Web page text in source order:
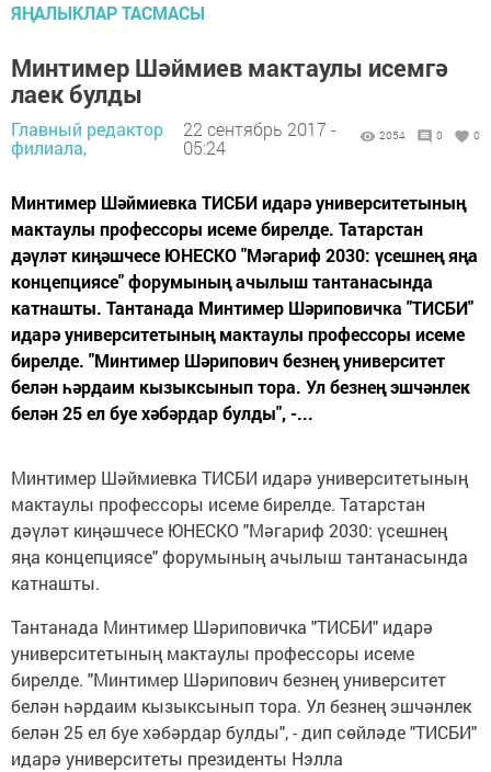
ЯҢАЛЫКЛАР ТАСМАСЫ
Минтимер Шәймиев мактаулы исемгә
лаек булды
Главный редактор
филиала,
22 сентябрь 2017 -
05:24
2054 0 0
Минтимер Шәймиевка ТИСБИ идарә университетының
мактаулы профессоры исеме бирелде. Татарстан
дәүләт киңәшчесе ЮНЕСКО "Мәгариф 2030: үсешнең яңа
концепциясе" форумының ачылыш тантанасында
катнашты. Тантанада Минтимер Шәриповичка "ТИСБИ"
идарә университетының мактаулы профессоры исеме
бирелде. "Минтимер Шәрипович безнең университет
белән һәрдаим кызыксынып тора. Ул безнең эшчәнлек
белән 25 ел буе хәбәрдар булды", -...
Минтимер Шәймиевка ТИСБИ идарә университетының
мактаулы профессоры исеме бирелде. Татарстан
дәүләт киңәшчесе ЮНЕСКО "Мәгариф 2030: үсешнең
яңа концепциясе" форумының ачылыш тантанасында
катнашты.
Тантанада Минтимер Шәриповичка "ТИСБИ" идарә
университетының мактаулы профессоры исеме
бирелде. "Минтимер Шәрипович безнең университет
белән һәрдаим кызыксынып тора. Ул безнең эшчәнлек
белән 25 ел буе хәбәрдар булды", - дип сөйләде "ТИСБИ"
идарә университеты президенты Нэлла